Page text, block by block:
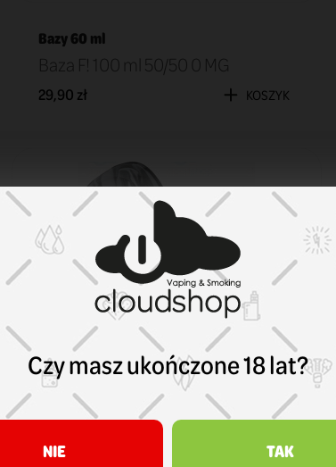
Bazy 60 ml
Baza F! 100 ml 50/50 0 MG
29,90 zł KOSZYK
Czy masz ukończone 18 lat?
NIE TAK